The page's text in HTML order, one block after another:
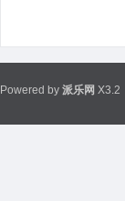
Powered by 派乐网 X3.2